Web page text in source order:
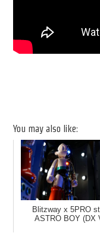
You may also like:
Blitzway x 5PRO
ASTRO BOY (DX